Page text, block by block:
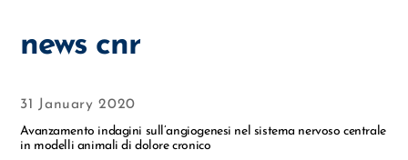
news cnr
31 January 2020
Avanzamento indagini sull’angiogenesi nel sistema nervoso centrale
in modelli animali di dolore cronico